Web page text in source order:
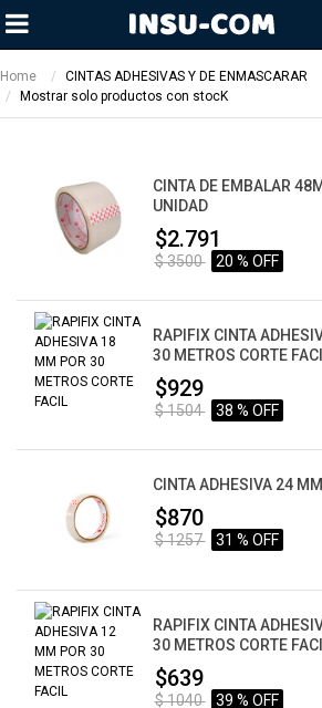
Home
CINTAS ADHESIVAS Y DE ENMASCARAR
Mostrar solo productos con stocK
CINTA DE EMBALAR
UNIDAD
$2.791
$ 3500 20 % OFF
RAPIFIX CINTA
30 METROS CORTE
$929
$ 1504 38 % OFF
CINTA ADHESIVA 24
$870
$ 1257 31 % OFF
RAPIFIX CINTA
30 METROS CORTE
$639
$ 1040 39 % OFF